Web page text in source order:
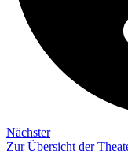
Nächster
Zur Übersicht der